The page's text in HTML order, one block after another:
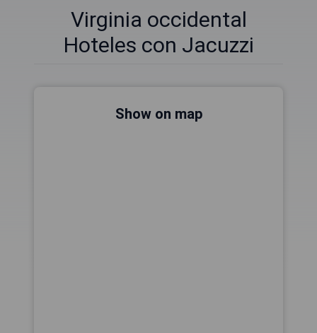
Virginia occidental
Hoteles con Jacuzzi
Show on map